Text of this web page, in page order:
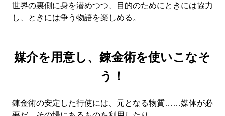
世界の裏側に身を潜めつつ、目的のためにときには協力
し、ときには争う物語を楽しめる。
媒介を用意し、錬金術を使いこなそ
う！
錬金術の安定した行使には、元となる物質……媒体が必